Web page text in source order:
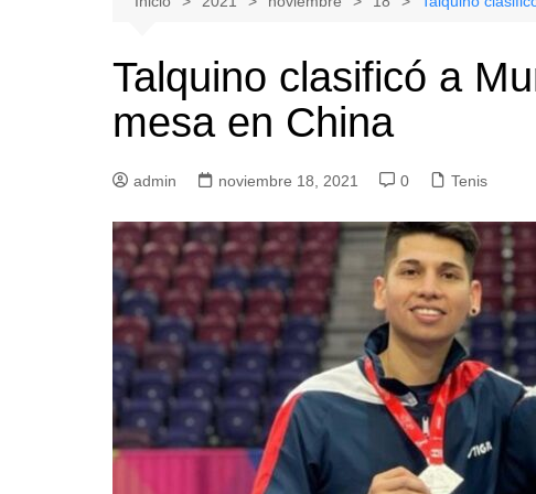
Tenis
Gimnasia
Licantén
Rauco
Sagrada Familia
Teno
Vichuquén
Talquino clasificó a
mesa en China
admin noviembre 18, 2021 0 Tenis